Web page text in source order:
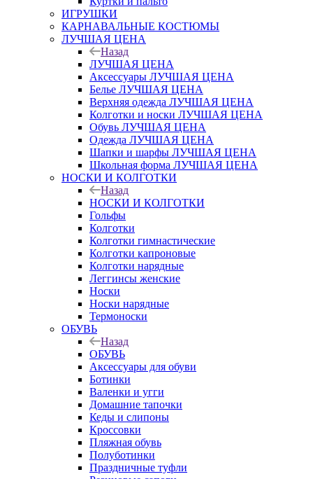
ИГРУШКИ
КАРНАВАЛЬНЫЕ КОСТЮМЫ
ЛУЧШАЯ ЦЕНА
Назад
ЛУЧШАЯ ЦЕНА
Аксессуары ЛУЧШАЯ ЦЕНА
Белье ЛУЧШАЯ ЦЕНА
Верхняя одежда ЛУЧШАЯ ЦЕНА
Колготки и носки ЛУЧШАЯ ЦЕНА
Обувь ЛУЧШАЯ ЦЕНА
Одежда ЛУЧШАЯ ЦЕНА
Шапки и шарфы ЛУЧШАЯ ЦЕНА
Школьная форма ЛУЧШАЯ ЦЕНА
НОСКИ И КОЛГОТКИ
Назад
НОСКИ И КОЛГОТКИ
Гольфы
Колготки
Колготки гимнастические
Колготки капроновые
Колготки нарядные
Леггинсы женские
Носки
Носки нарядные
Термоноски
ОБУВЬ
Назад
ОБУВЬ
Аксессуары для обуви
Ботинки
Валенки и угги
Домашние тапочки
Кеды и слипоны
Кроссовки
Пляжная обувь
Полуботинки
Праздничные туфли